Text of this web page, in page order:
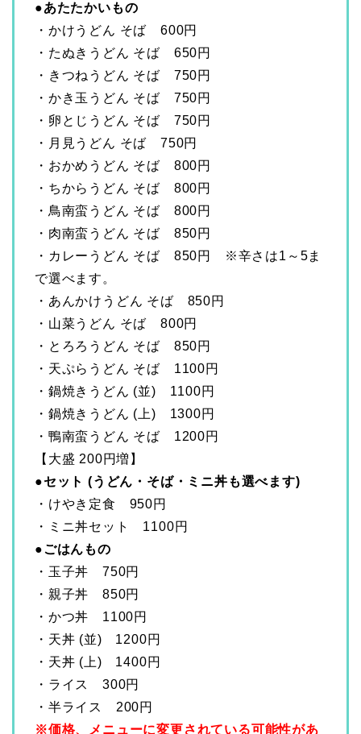
●あたたかいもの
・かけうどん そば 600円
・たぬきうどん そば 650円
・きつねうどん そば 750円
・かき玉うどん そば 750円
・卵とじうどん そば 750円
・月見うどん そば 750円
・おかめうどん そば 800円
・ちからうどん そば 800円
・鳥南蛮うどん そば 800円
・肉南蛮うどん そば 850円
・カレーうどん そば 850円 ※辛さは1～5ま
で選べます。
・あんかけうどん そば 850円
・山菜うどん そば 800円
・とろろうどん そば 850円
・天ぷらうどん そば 1100円
・鍋焼きうどん (並) 1100円
・鍋焼きうどん (上) 1300円
・鴨南蛮うどん そば 1200円
【大盛 200円増】
●セット (うどん・そば・ミニ丼も選べます)
・けやき定食 950円
・ミニ丼セット 1100円
●ごはんもの
・玉子丼 750円
・親子丼 850円
・かつ丼 1100円
・天丼 (並) 1200円
・天丼 (上) 1400円
・ライス 300円
・半ライス 200円
※価格、メニューに変更されている可能性があ